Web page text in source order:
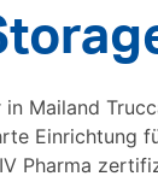
Mailand
Einrichtung
Pharma